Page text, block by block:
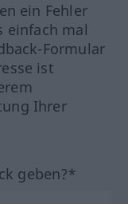
ein Fehler
einfach mal
Formular
ist
Ihrer
geben?*